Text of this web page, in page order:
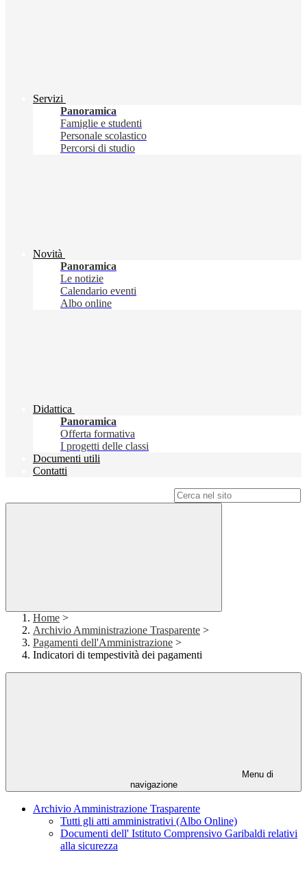
Servizi
Panoramica
Famiglie e studenti
Personale scolastico
Percorsi di studio
Novità
Panoramica
Le notizie
Calendario eventi
Albo online
Didattica
Panoramica
Offerta formativa
I progetti delle classi
Documenti utili
Contatti
Home >
Archivio Amministrazione Trasparente >
Pagamenti dell'Amministrazione >
Indicatori di tempestività dei pagamenti
Menu di
navigazione
Archivio Amministrazione Trasparente
Tutti gli atti amministrativi (Albo Online)
Documenti dell' Istituto Comprensivo Garibaldi relativi
alla sicurezza